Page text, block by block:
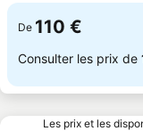
De 110 €
Consulter les prix de
Les prix et les